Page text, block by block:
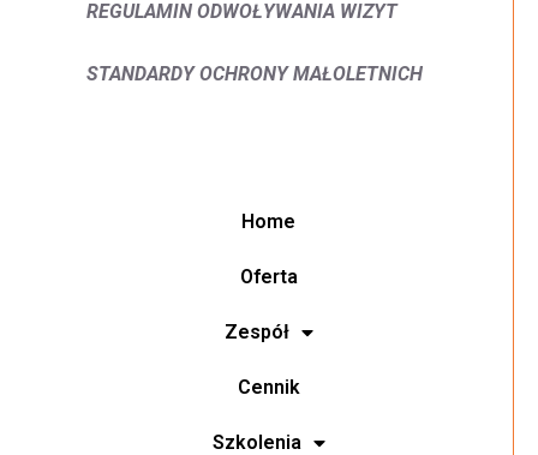
REGULAMIN ODWOŁYWANIA WIZYT
STANDARDY OCHRONY MAŁOLETNICH
Home
Oferta
Zespół
Cennik
Szkolenia